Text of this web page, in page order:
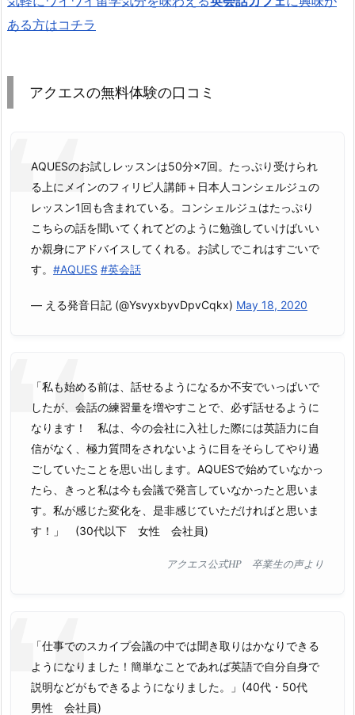
ある方はコチラ
アクエスの無料体験の口コミ
AQUESのお試しレッスンは50分×7回。たっぷり受けられ
る上にメインのフィリピ人講師＋日本人コンシェルジュの
レッスン1回も含まれている。コンシェルジュはたっぷり
こちらの話を聞いてくれてどのように勉強していけばいい
か親身にアドバイスしてくれる。お試しでこれはすごいで
す。 #AQUES #英会話
— える発音日記 (@YsvyxbyvDpvCqkx) May 18, 2020
「私も始める前は、話せるようになるか不安でいっぱいで
したが、会話の練習量を増やすことで、必ず話せるように
なります！ 私は、今の会社に入社した際には英語力に自
信がなく、極力質問をされないように目をそらしてやり過
ごしていたことを思い出します。AQUESで始めていなかっ
たら、きっと私は今も会議で発言していなかったと思いま
す。私が感じた変化を、是非感じていただければと思いま
す！」 (30代以下 女性 会社員)
アクエス公式HP 卒業生の声より
「仕事でのスカイプ会議の中では聞き取りはかなりできる
ようになりました！簡単なことであれば英語で自分自身で
説明などがもできるようになりました。」(40代・50代
男性 会社員)